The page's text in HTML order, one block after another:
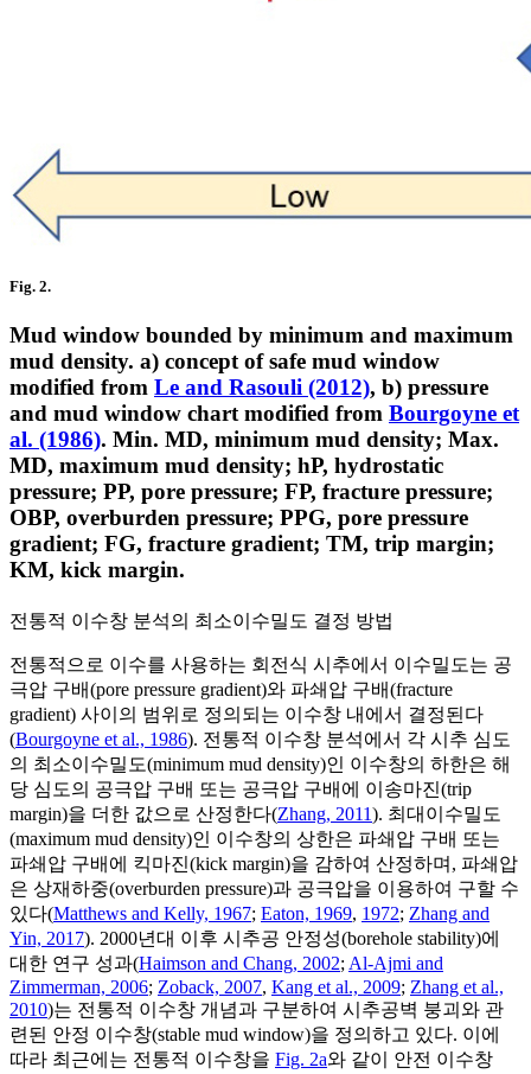
Fig. 2.
Mud window bounded by minimum and maximum
mud density. a) concept of safe mud window
modified from Le and Rasouli (2012), b) pressure
and mud window chart modified from Bourgoyne et
al. (1986). Min. MD, minimum mud density; Max.
MD, maximum mud density; hP, hydrostatic
pressure; PP, pore pressure; FP, fracture pressure;
OBP, overburden pressure; PPG, pore pressure
gradient; FG, fracture gradient; TM, trip margin;
KM, kick margin.
전통적 이수창 분석의 최소이수밀도 결정 방법
전통적으로 이수를 사용하는 회전식 시추에서 이수밀도는 공
극압 구배(pore pressure gradient)와 파쇄압 구배(fracture
gradient) 사이의 범위로 정의되는 이수창 내에서 결정된다
(Bourgoyne et al., 1986). 전통적 이수창 분석에서 각 시추 심도
의 최소이수밀도(minimum mud density)인 이수창의 하한은 해
당 심도의 공극압 구배 또는 공극압 구배에 이송마진(trip
margin)을 더한 값으로 산정한다(Zhang, 2011). 최대이수밀도
(maximum mud density)인 이수창의 상한은 파쇄압 구배 또는
파쇄압 구배에 킥마진(kick margin)을 감하여 산정하며, 파쇄압
은 상재하중(overburden pressure)과 공극압을 이용하여 구할 수
있다(Matthews and Kelly, 1967; Eaton, 1969, 1972; Zhang and
Yin, 2017). 2000년대 이후 시추공 안정성(borehole stability)에
대한 연구 성과(Haimson and Chang, 2002; Al-Ajmi and
Zimmerman, 2006; Zoback, 2007, Kang et al., 2009; Zhang et al.,
2010)는 전통적 이수창 개념과 구분하여 시추공벽 붕괴와 관
련된 안정 이수창(stable mud window)을 정의하고 있다. 이에
따라 최근에는 전통적 이수창을 Fig. 2a와 같이 안전 이수창